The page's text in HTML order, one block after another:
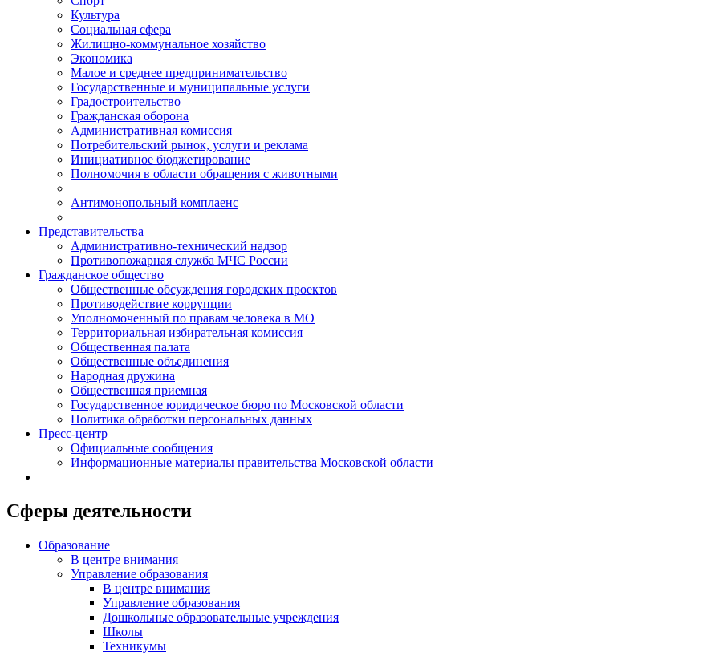
Культура
Социальная сфера
Жилищно-коммунальное хозяйство
Экономика
Малое и среднее предпринимательство
Государственные и муниципальные услуги
Градостроительство
Гражданская оборона
Административная комиссия
Потребительский рынок, услуги и реклама
Инициативное бюджетирование
Полномочия в области обращения с животными
Антимонопольный комплаенс
Представительства
Административно-технический надзор
Противопожарная служба МЧС России
Гражданское общество
Общественные обсуждения городских проектов
Противодействие коррупции
Уполномоченный по правам человека в МО
Территориальная избирательная комиссия
Общественная палата
Общественные объединения
Народная дружина
Общественная приемная
Государственное юридическое бюро по Московской области
Политика обработки персональных данных
Пресс-центр
Официальные сообщения
Информационные материалы правительства Московской области
Сферы деятельности
Образование
В центре внимания
Управление образования
В центре внимания
Управление образования
Дошкольные образовательные учреждения
Школы
Техникумы